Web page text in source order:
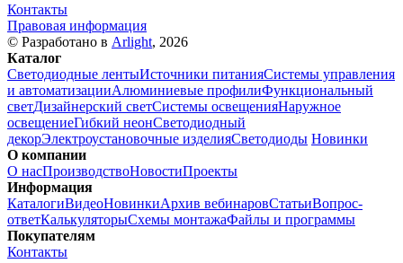
Контакты
Правовая информация
© Разработано в Arlight, 2026
Каталог
Светодиодные лентыИсточники питанияСистемы управления
и автоматизацииАлюминиевые профилиФункциональный
светДизайнерский светСистемы освещенияНаружное
освещениеГибкий неонСветодиодный
декорЭлектроустановочные изделияСветодиоды Новинки
О компании
О насПроизводствоНовостиПроекты
Информация
КаталогиВидеоНовинкиАрхив вебинаровСтатьиВопрос-
ответКалькуляторыСхемы монтажаФайлы и программы
Покупателям
Контакты